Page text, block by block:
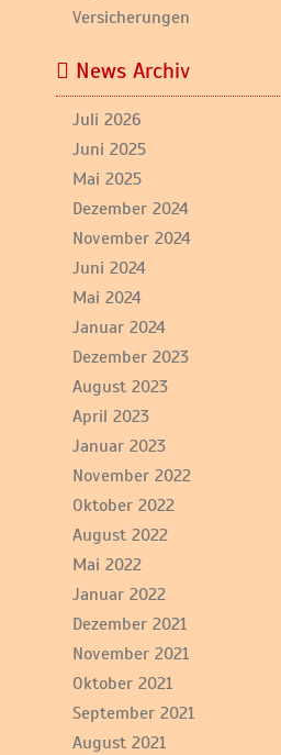
Versicherungen
News Archiv
Juli 2026
Juni 2025
Mai 2025
Dezember 2024
November 2024
Juni 2024
Mai 2024
Januar 2024
Dezember 2023
August 2023
April 2023
Januar 2023
November 2022
Oktober 2022
August 2022
Mai 2022
Januar 2022
Dezember 2021
November 2021
Oktober 2021
September 2021
August 2021